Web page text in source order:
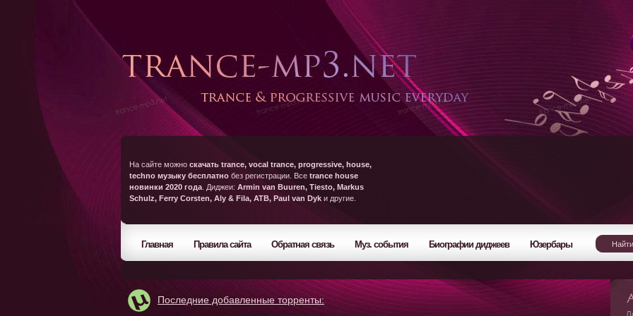
На сайте можно скачать trance, vocal trance, progressive, house,
techno музыку бесплатно без регистрации. Все trance house
новинки 2020 года . Диджеи: Armin van Buuren, Tiesto, Markus
Schulz, Ferry Corsten, Aly & Fila, ATB, Paul van Dyk и другие.
Главная Правила сайта Обратная связь Муз. события Биографии диджеев Юзербары
Последние добавленные торренты: